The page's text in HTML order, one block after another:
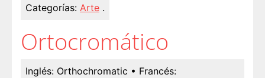
Categorías: Arte .
Ortocromático
Inglés: Orthochromatic • Francés: